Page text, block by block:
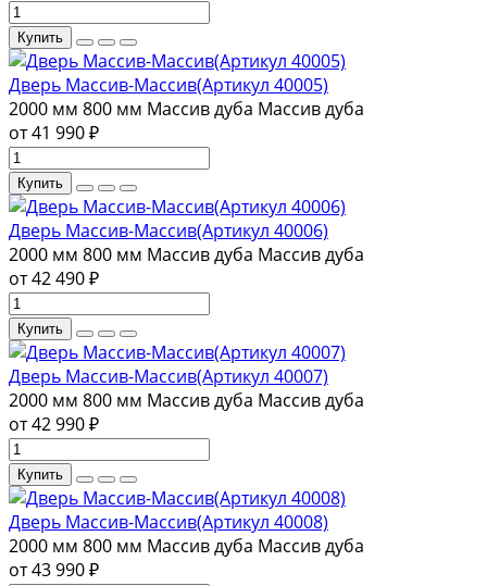
Купить
Дверь Массив-Массив(Артикул 40005)
2000 мм 800 мм Массив дуба Массив дуба
от 41 990 ₽
Купить
Дверь Массив-Массив(Артикул 40006)
2000 мм 800 мм Массив дуба Массив дуба
от 42 490 ₽
Купить
Дверь Массив-Массив(Артикул 40007)
2000 мм 800 мм Массив дуба Массив дуба
от 42 990 ₽
Купить
Дверь Массив-Массив(Артикул 40008)
2000 мм 800 мм Массив дуба Массив дуба
от 43 990 ₽